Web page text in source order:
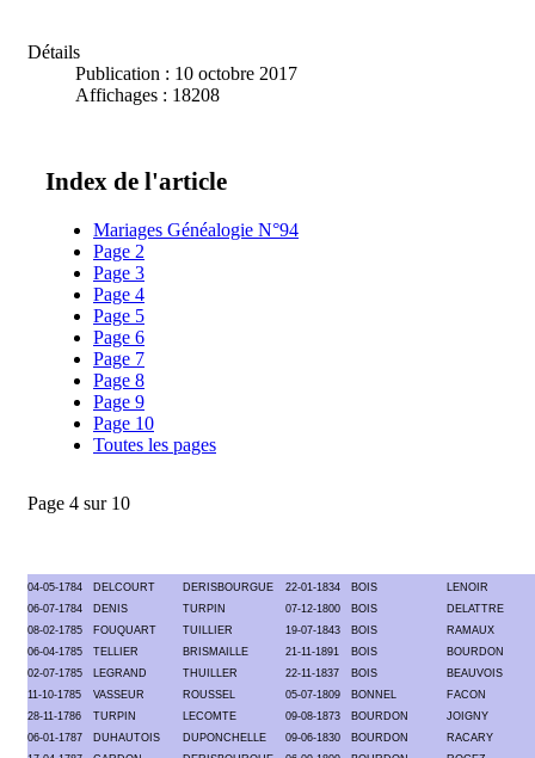
Détails
Publication : 10 octobre 2017
Affichages : 18208
Index de l'article
Mariages Généalogie N°94
Page 2
Page 3
Page 4
Page 5
Page 6
Page 7
Page 8
Page 9
Page 10
Toutes les pages
Page 4 sur 10
04-05-1784 DELCOURT DERISBOURGUE 22-01-1834 BOIS
LENOIR
06-07-1784
DENIS TURPIN 07-12-1800 BOIS
DELATTRE
08-02-1785
FOUQUART TUILLIER 19-07-1843 BOIS
RAMAUX
06-04-1785
TELLIER BRISMAILLE 21-11-1891 BOIS
BOURDON
02-07-1785
LEGRAND THUILLER 22-11-1837 BOIS
BEAUVOIS
11-10-1785
VASSEUR ROUSSEL 05-07-1809 BONNEL
FACON
28-11-1786
TURPIN LECOMTE 09-08-1873 BOURDON
JOIGNY
06-01-1787
DUHAUTOIS DUPONCHELLE 09-06-1830 BOURDON
RACARY